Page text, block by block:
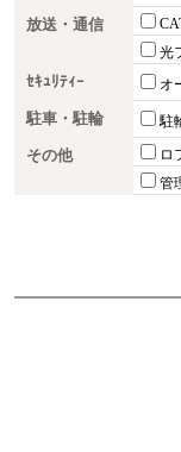
放送・通信
光
ｾｷｭﾘﾃｨｰ オ
駐車・駐輪 駐
その他 ロ
管